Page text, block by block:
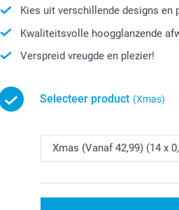
Kies uit verschillende designs
Kwaliteitsvolle hoogglanzende
Verspreid vreugde en plezier!
Selecteer product (Xmas)